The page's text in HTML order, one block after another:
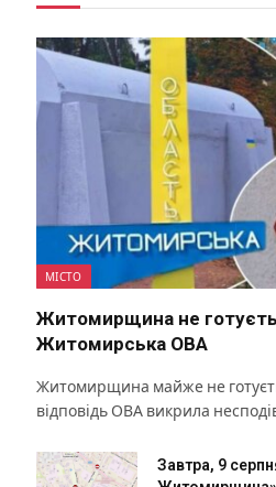
МІСТО
Житомирщина не
Житомирська ОВА
Житомирщина майже не
відповідь ОВА викрила
Завтра, 9